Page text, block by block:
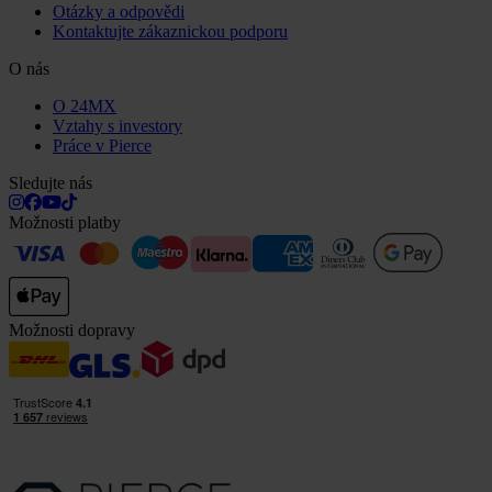
Otázky a odpovědi
Kontaktujte zákaznickou podporu
O nás
O 24MX
Vztahy s investory
Práce v Pierce
Sledujte nás
Možnosti platby
Možnosti dopravy